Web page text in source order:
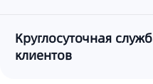
Круглосуточная
клиентов